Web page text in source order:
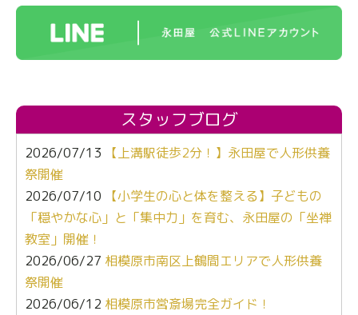
スタッフブログ
2026/07/13
【上溝駅徒歩2分！】永田屋で人形供養
祭開催
2026/07/10
【小学生の心と体を整える】子どもの
「穏やかな心」と「集中力」を育む、永田屋の「坐禅
教室」開催！
2026/06/27 相模原市南区上鶴間エリアで人形供養
祭開催
2026/06/12 相模原市営斎場完全ガイド！